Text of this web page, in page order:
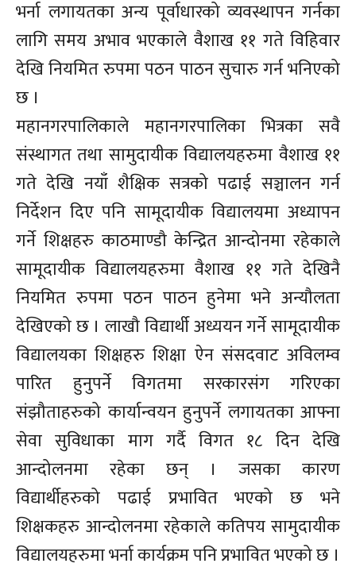
भर्ना लगायतका अन्य पूर्वाधारको व्यवस्थापन गर्नका
लागि समय अभाव भएकाले वैशाख ११ गते विहिवार
देखि नियमित रुपमा पठन पाठन सुचारु गर्न भनिएको
छ ।
महानगरपालिकाले महानगरपालिका भित्रका सवै
संस्थागत तथा सामुदायीक विद्यालयहरुमा वैशाख ११
गते देखि नयाँ शैक्षिक सत्रको पढाई सञ्चालन गर्न
निर्देशन दिए पनि सामूदायीक विद्यालयमा अध्यापन
गर्ने शिक्षहरु काठमाण्डौ केन्द्रित आन्दोनमा रहेकाले
सामूदायीक विद्यालयहरुमा वैशाख ११ गते देखिनै
नियमित रुपमा पठन पाठन हुनेमा भने अन्यौलता
देखिएको छ । लाखौ विद्यार्थी अध्ययन गर्ने सामूदायीक
विद्यालयका शिक्षहरु शिक्षा ऐन संसदवाट अविलम्व
पारित हुनुपर्ने विगतमा सरकारसंग गरिएका
संझौताहरुको कार्यान्वयन हुनुपर्ने लगायतका आफ्ना
सेवा सुविधाका माग गर्दै विगत १८ दिन देखि
आन्दोलनमा रहेका छन् । जसका कारण
विद्यार्थीहरुको पढाई प्रभावित भएको छ भने
शिक्षकहरु आन्दोलनमा रहेकाले कतिपय सामुदायीक
विद्यालयहरुमा भर्ना कार्यक्रम पनि प्रभावित भएको छ ।